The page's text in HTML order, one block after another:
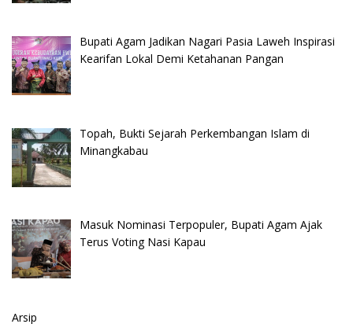
Bupati Agam Jadikan Nagari Pasia Laweh Inspirasi
Kearifan Lokal Demi Ketahanan Pangan
Topah, Bukti Sejarah Perkembangan Islam di
Minangkabau
Masuk Nominasi Terpopuler, Bupati Agam Ajak
Terus Voting Nasi Kapau
Arsip